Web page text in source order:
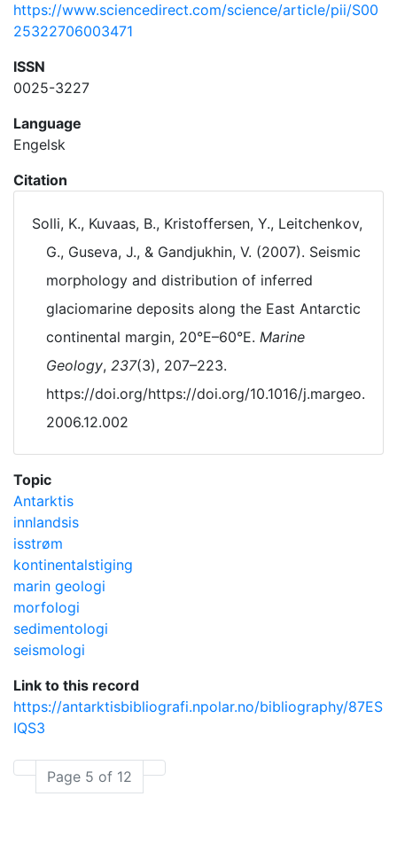
https://www.sciencedirect.com/science/article/pii/S00
25322706003471
ISSN
0025-3227
Language
Engelsk
Citation
Solli, K., Kuvaas, B., Kristoffersen, Y., Leitchenkov,
G., Guseva, J., & Gandjukhin, V. (2007). Seismic
morphology and distribution of inferred
glaciomarine deposits along the East Antarctic
continental margin, 20°E–60°E. Marine
Geology, 237(3), 207–223.
https://doi.org/https://doi.org/10.1016/j.margeo.
2006.12.002
Topic
Antarktis
innlandsis
isstrøm
kontinentalstiging
marin geologi
morfologi
sedimentologi
seismologi
Link to this record
https://antarktisbibliografi.npolar.no/bibliography/87ES
IQS3
Page 5 of 12